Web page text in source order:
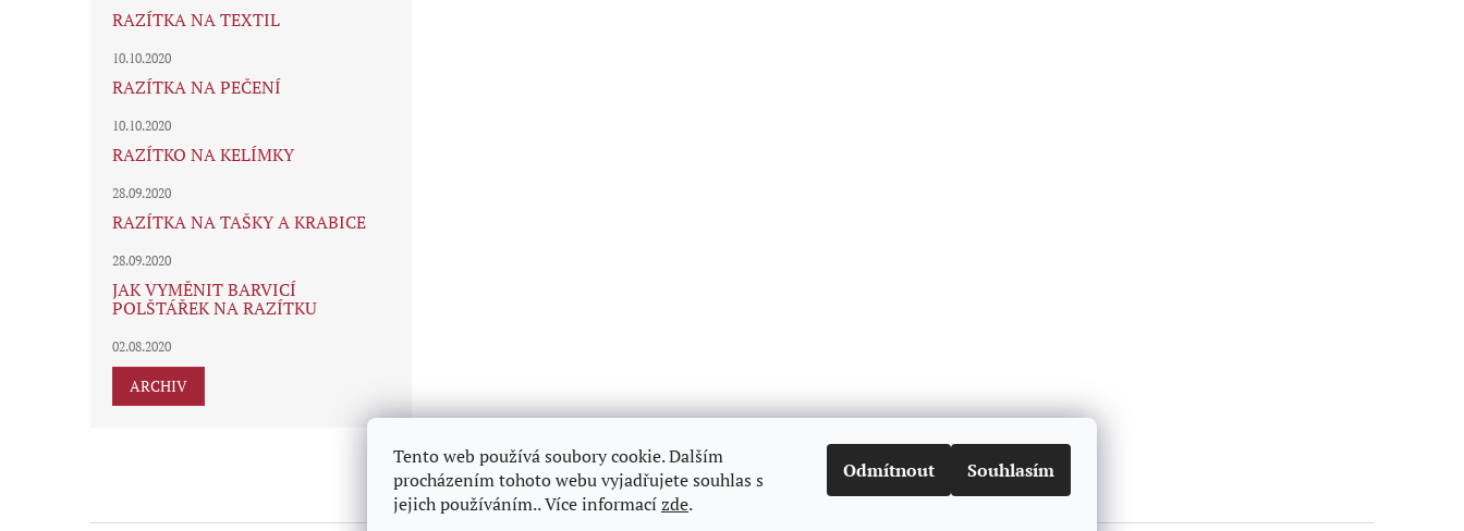
Tento web používá soubory cookie. Dalším
procházením tohoto webu vyjadřujete souhlas s
jejich používáním.. Více informacízde.
Odmítnout Souhlasím
RAZÍTKA NA TEXTIL
10.10.2020
RAZÍTKA NA PEČENÍ
10.10.2020
RAZÍTKO NA KELÍMKY
28.09.2020
RAZÍTKA NA TAŠKY A KRABICE
28.09.2020
JAK VYMĚNIT BARVICÍ
POLŠTÁŘEK NA RAZÍTKU
02.08.2020
ARCHIV